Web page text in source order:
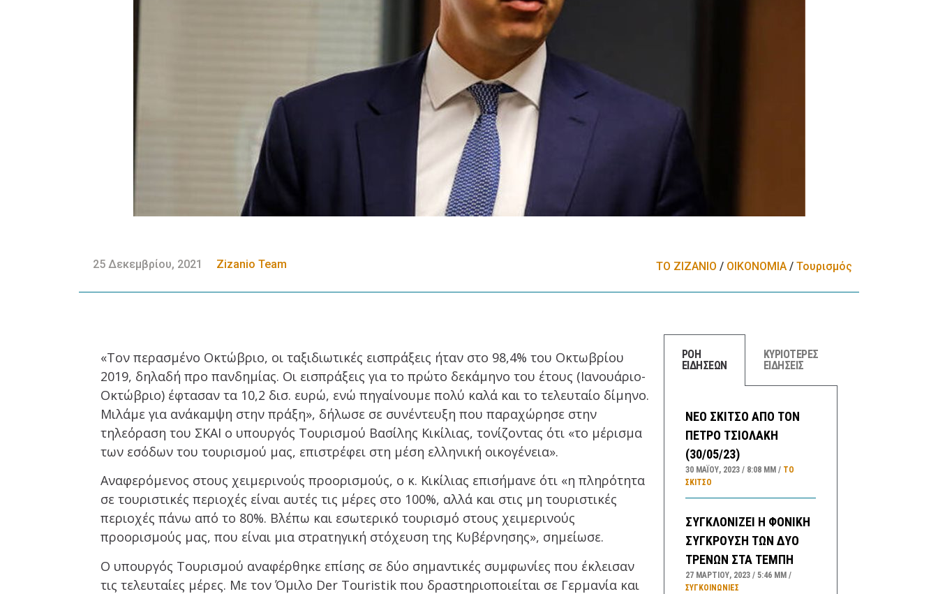
25 Δεκεμβρίου, 2021 Zizanio Team ΤΟ ΖΙΖΑΝΙΟ / ΟΙΚΟΝΟΜΙΑ / Τουρισμός
«Τον περασμένο Οκτώβριο, οι ταξιδιωτικές εισπράξεις ήταν στο 98,4% του Οκτωβρίου
2019, δηλαδή προ πανδημίας. Οι εισπράξεις για το πρώτο δεκάμηνο του έτους (Ιανουάριο-
Οκτώβριο) έφτασαν τα 10,2 δισ. ευρώ, ενώ πηγαίνουμε πολύ καλά και το τελευταίο δίμηνο.
Μιλάμε για ανάκαμψη στην πράξη», δήλωσε σε συνέντευξη που παραχώρησε στην
τηλεόραση του ΣΚΑΙ ο υπουργός Τουρισμού Βασίλης Κικίλιας, τονίζοντας ότι «το μέρισμα
των εσόδων του τουρισμού μας, επιστρέφει στη μέση ελληνική οικογένεια».
Αναφερόμενος στους χειμερινούς προορισμούς, ο κ. Κικίλιας επισήμανε ότι «η πληρότητα
σε τουριστικές περιοχές είναι αυτές τις μέρες στο 100%, αλλά και στις μη τουριστικές
περιοχές πάνω από το 80%. Βλέπω και εσωτερικό τουρισμό στους χειμερινούς
προορισμούς μας, που είναι μια στρατηγική στόχευση της Κυβέρνησης», σημείωσε.
Ο υπουργός Τουρισμού αναφέρθηκε επίσης σε δύο σημαντικές συμφωνίες που έκλεισαν
τις τελευταίες μέρες. Με τον Όμιλο Der Touristik που δραστηριοποιείται σε Γερμανία και
ΡΟΗ
ΕΙΔΗΣΕΩΝ
ΚΥΡΙΟΤΕΡΕΣ
ΕΙΔΗΣΕΙΣ
ΝΕΟ ΣΚΙΤΣΟ ΑΠΟ ΤΟΝ
ΠΕΤΡΟ ΤΣΙΟΛΑΚΗ
(30/05/23)
30 ΜΑΪ́ΟΥ, 2023 8:08 ΜΜ
ΤΟ
ΣΚΊΤΣΟ
ΣΥΓΚΛΟΝΙΖΕΙ Η ΦΟΝΙΚΗ
ΣΥΓΚΡΟΥΣΗ ΤΩΝ ΔΥΟ
ΤΡΕΝΩΝ ΣΤΑ ΤΕΜΠΗ
27 ΜΑΡΤΊΟΥ, 2023 5:46 ΜΜ
ΣΥΓΚΟΙΝΩΝΊΕΣ